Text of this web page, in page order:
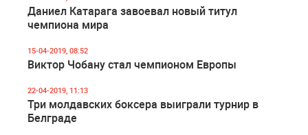
Даниел Катарага завоевал новый титул
чемпиона мира
15-04-2019, 08:52
Виктор Чобану стал чемпионом Европы
22-04-2019, 11:13
Три молдавских боксера выиграли турнир в
Белграде